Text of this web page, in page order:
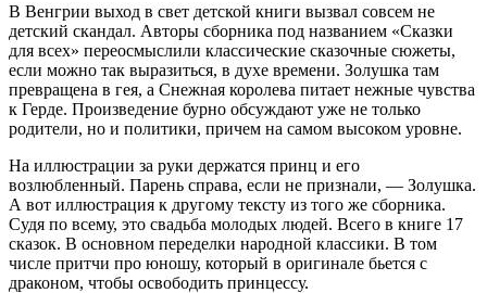
В Венгрии выход в свет детской книги вызвал совсем не
детский скандал. Авторы сборника под названием «Сказки
для всех» переосмыслили классические сказочные сюжеты,
если можно так выразиться, в духе времени. Золушка там
превращена в гея, а Снежная королева питает нежные чувства
к Герде. Произведение бурно обсуждают уже не только
родители, но и политики, причем на самом высоком уровне.
На иллюстрации за руки держатся принц и его
возлюбленный. Парень справа, если не признали, — Золушка.
А вот иллюстрация к другому тексту из того же сборника.
Судя по всему, это свадьба молодых людей. Всего в книге 17
сказок. В основном переделки народной классики. В том
числе притчи про юношу, который в оригинале бьется с
драконом, чтобы освободить принцессу.